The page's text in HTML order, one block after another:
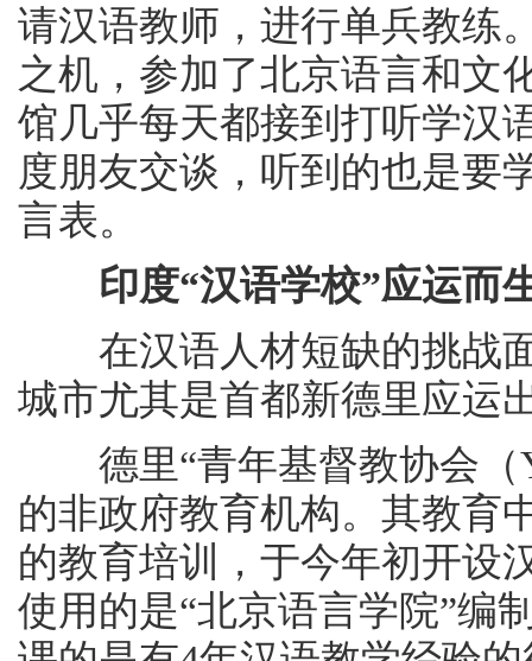
请汉语教师，进行单兵教练
之机，参加了北京语言和文
馆几乎每天都接到打听学汉
度朋友交谈，听到的也是要
言表。
印度“汉语学校”应运而
在汉语人材短缺的挑战面
城市尤其是首都新德里应运
德里“青年基督教协会（
的非政府教育机构。其教育
的教育培训，于今年初开设
使用的是“北京语言学院”编